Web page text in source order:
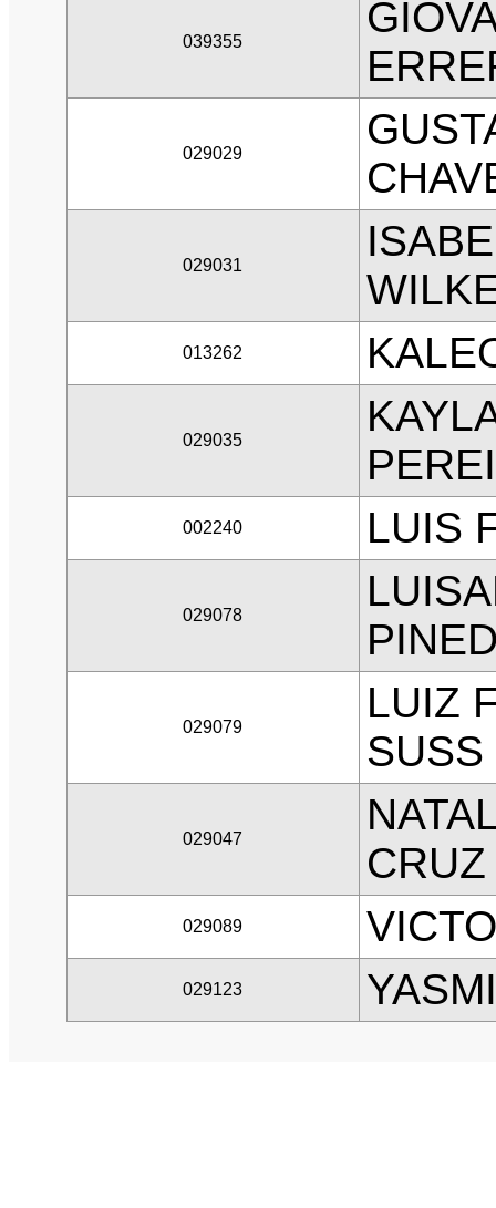
039355
029029
029031
013262
029035
002240 LUIS
029078
029079
LUIZ
SUSS
029047
CRUZ
029089
029123